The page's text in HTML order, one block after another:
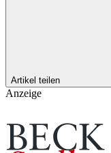
Artikel teilen
Anzeige